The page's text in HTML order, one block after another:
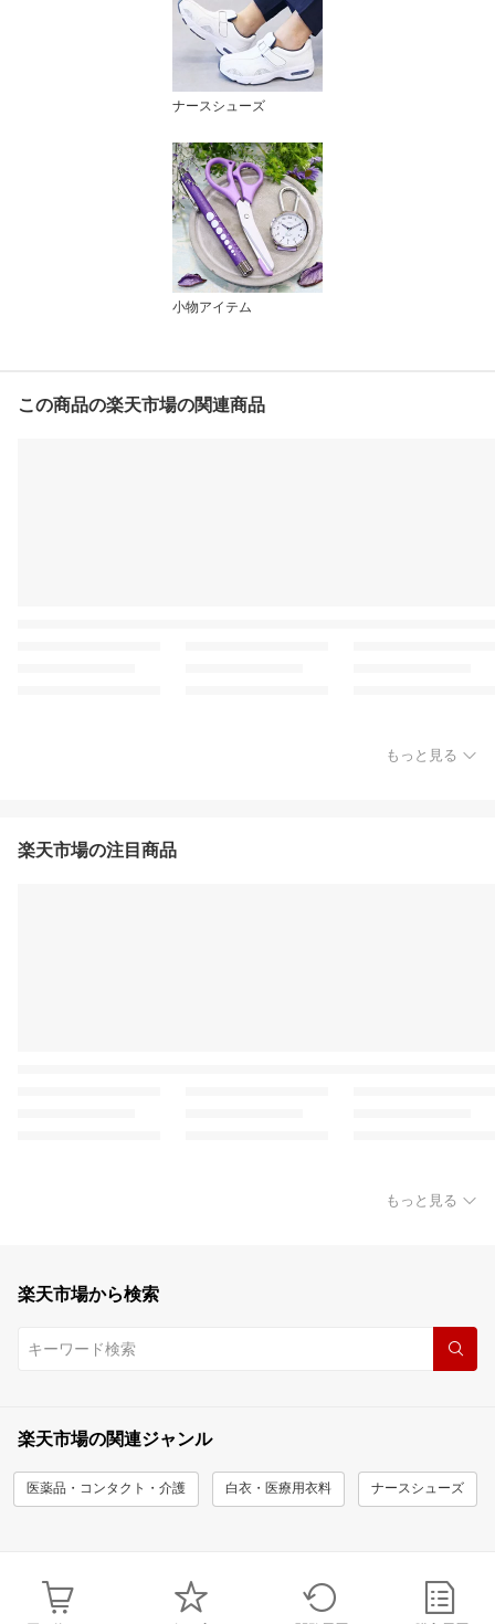
ナースシューズ
小物アイテム
この商品の楽天市場の関連商品
もっと見る
楽天市場の注目商品
もっと見る
楽天市場から検索
楽天市場の関連ジャンル
医薬品・コンタクト・介護 白衣・医療用衣料 ナースシューズ